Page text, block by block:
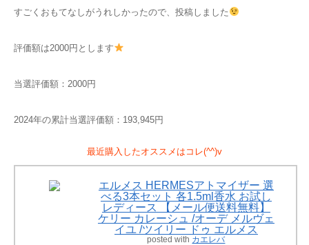
すごくおもてなしがうれしかったので、投稿しました
評価額は2000円とします
当選評価額：2000円
2024年の累計当選評価額：193,945円
最近購入したオススメはコレ(^^)v
エルメス HERMESアトマイザー 選
べる3本セット 各1.5ml香水 お試し
レディース 【メール便送料無料】
ケリー カレーシュ /オーデ メルヴェ
イユ /ツイリー ドゥ エルメス
posted with カエレバ